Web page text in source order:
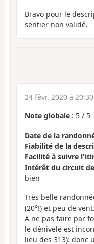
Bravo pour le
sentier non validé.
24 févr. 2020 à 20:30
Note globale : 5 / 5
Date de la
Fiabilité de la
Facilité à suivre
Intérêt du circuit
bien
Très belle
(20°!) et peu de vent.
A ne pas faire par
le dénivelé est
lieu des 313): donc